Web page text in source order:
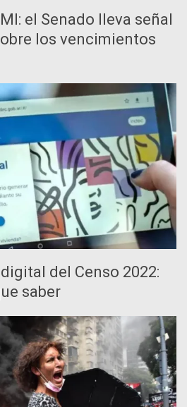
el Senado lleva señal
los vencimientos
del Censo 2022:
saber